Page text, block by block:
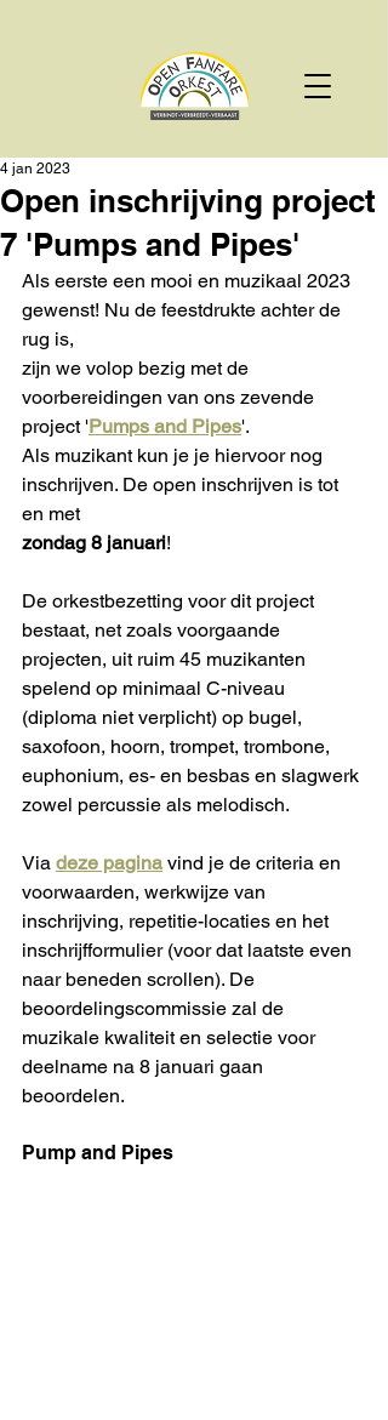
Open inschrijving project
7 'Pumps and Pipes'
4 jan 2023
Als eerste een mooi en muzikaal 2023
gewenst! Nu de feestdrukte achter de
rug is,
zijn we volop bezig met de
voorbereidingen van ons zevende
project 'Pumps and Pipes'.
Als muzikant kun je je hiervoor nog
inschrijven. De open inschrijven is tot
en met
zondag 8 januari!
De orkestbezetting voor dit project
bestaat, net zoals voorgaande
projecten, uit ruim 45 muzikanten
spelend op minimaal C-niveau
(diploma niet verplicht) op bugel,
saxofoon, hoorn, trompet, trombone,
euphonium, es- en besbas en slagwerk
zowel percussie als melodisch.
Via deze pagina vind je de criteria en
voorwaarden, werkwijze van
inschrijving, repetitie-locaties en het
inschrijfformulier (voor dat laatste even
naar beneden scrollen). De
beoordelingscommissie zal de
muzikale kwaliteit en selectie voor
deelname na 8 januari gaan
beoordelen.
Pump and Pipes